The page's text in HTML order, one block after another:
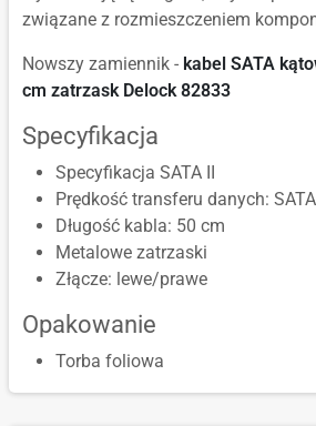
związane z rozmieszczeniem
Nowszy zamiennik - kabel SATA
cm zatrzask Delock 82833
Specyfikacja
Specyfikacja SATA II
Prędkość transferu danych:
Długość kabla: 50 cm
Metalowe zatrzaski
Złącze: lewe/prawe
Opakowanie
Torba foliowa